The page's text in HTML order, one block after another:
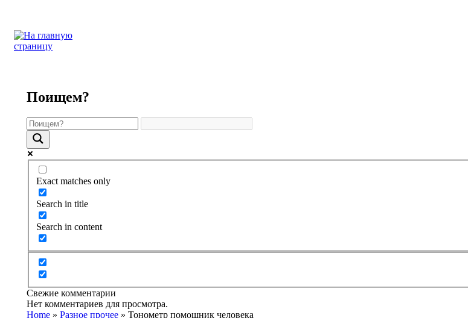
Поищем?
Exact matches only
Search in title
Search in content
Свежие комментарии
Нет комментариев для просмотра.
Home » Разное прочее » Тонометр помощник человека